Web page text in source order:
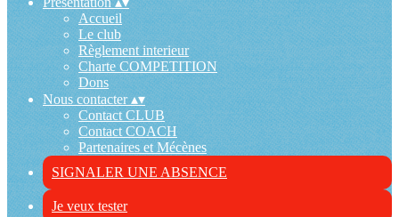
Accueil
Le club
Règlement interieur
Charte COMPETITION
Dons
Nous contacter▴▾
Contact CLUB
Contact COACH
Partenaires et Mécènes
SIGNALER UNE ABSENCE
Je veux tester